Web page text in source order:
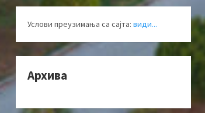
Услови преузимања са сајта: види...
Архива